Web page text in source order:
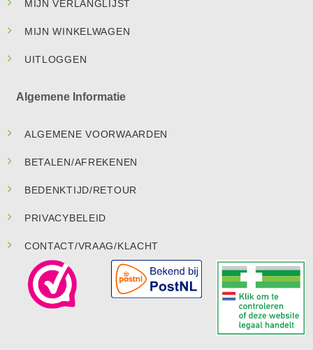
MIJN VERLANGLIJST
MIJN WINKELWAGEN
UITLOGGEN
Algemene Informatie
ALGEMENE VOORWAARDEN
BETALEN/AFREKENEN
BEDENKTIJD/RETOUR
PRIVACYBELEID
CONTACT/VRAAG/KLACHT